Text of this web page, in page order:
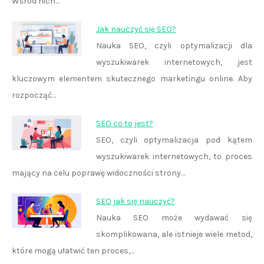
Jak nauczyć się SEO?
Nauka SEO, czyli optymalizacji dla
wyszukiwarek internetowych, jest
kluczowym elementem skutecznego marketingu online. Aby
rozpocząć…
SEO co to jest?
SEO, czyli optymalizacja pod kątem
wyszukiwarek internetowych, to proces
mający na celu poprawę widoczności strony…
SEO jak się nauczyć?
Nauka SEO może wydawać się
skomplikowana, ale istnieje wiele metod,
które mogą ułatwić ten proces,…